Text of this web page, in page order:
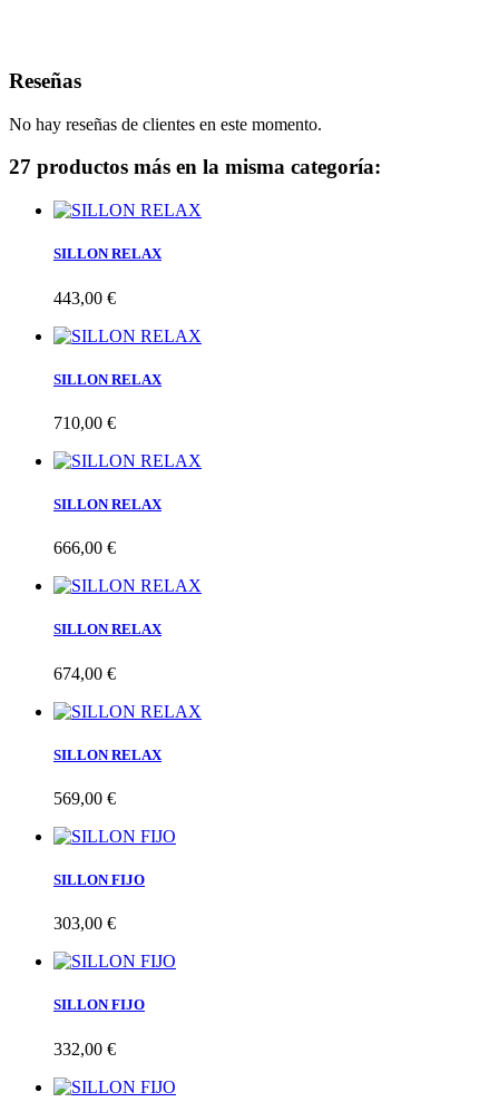
Reseñas
No hay reseñas de clientes en este momento.
27 productos más en la misma categoría:
SILLON RELAX
443,00 €
SILLON RELAX
710,00 €
SILLON RELAX
666,00 €
SILLON RELAX
674,00 €
SILLON RELAX
569,00 €
SILLON FIJO
303,00 €
SILLON FIJO
332,00 €